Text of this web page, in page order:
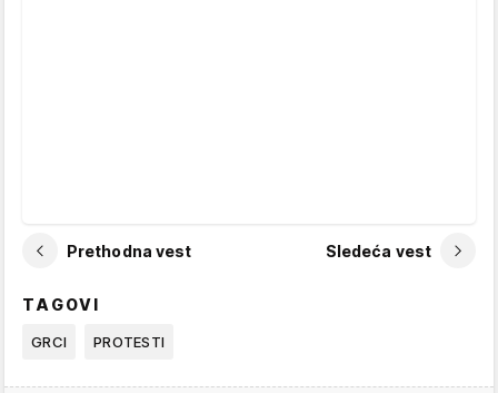
Prethodna vest Sledeća vest
TAGOVI
GRCI PROTESTI